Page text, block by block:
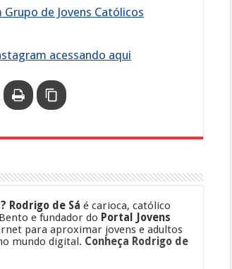
de Jovens Católicos
acessando aqui
Rodrigo de Sá é carioca, católico
e fundador do Portal Jovens
para aproximar jovens e adultos
mundo digital. Conheça Rodrigo de